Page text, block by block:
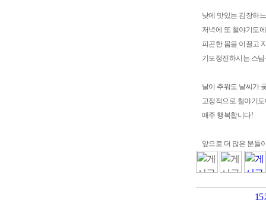
낮에 맛있는 김장하
저녁에 또 철야기도
피곤한 몸을 이끌고
기도정진하시는 스
날이 추워도 날씨가
고정적으로 철야기
매주 행복합니다!
앞으로 더 많은 분들